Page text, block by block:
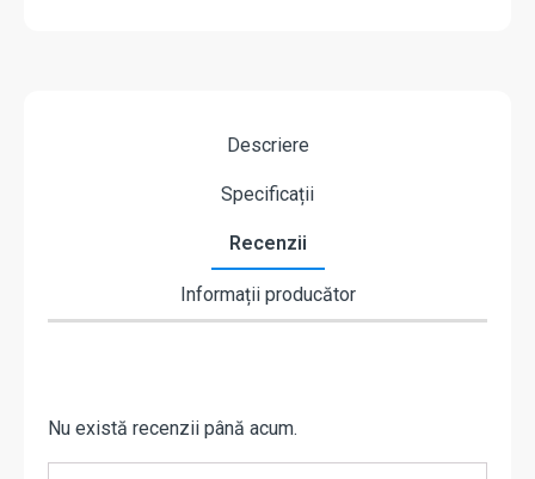
Descriere
Specificații
Recenzii
Informații producător
Nu există recenzii până acum.